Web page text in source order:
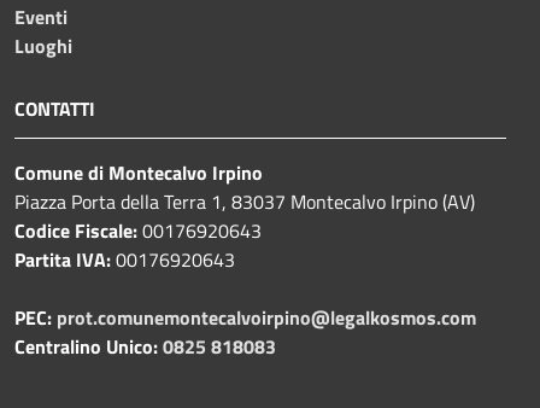
Eventi
Luoghi
CONTATTI
Comune di Montecalvo Irpino
Piazza Porta della Terra 1, 83037 Montecalvo Irpino (AV)
Codice Fiscale:00176920643
Partita IVA:00176920643
PEC: prot.comunemontecalvoirpino@legalkosmos.com
Centralino Unico:0825 818083